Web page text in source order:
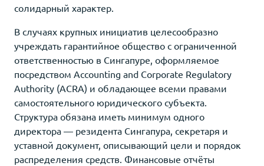
солидарный характер.
В случаях крупных инициатив целесообразно
учреждать гарантийное общество с ограниченной
ответственностью в Сингапуре, оформляемое
посредством Accounting and Corporate Regulatory
Authority (ACRA) и обладающее всеми правами
самостоятельного юридического субъекта.
Структура обязана иметь минимум одного
директора — резидента Сингапура, секретаря и
уставной документ, описывающий цели и порядок
распределения средств. Финансовые отчёты